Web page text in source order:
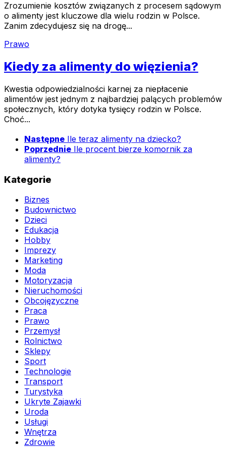
Zrozumienie kosztów związanych z procesem sądowym
o alimenty jest kluczowe dla wielu rodzin w Polsce.
Zanim zdecydujesz się na drogę...
Prawo
Kiedy za alimenty do więzienia?
Kwestia odpowiedzialności karnej za niepłacenie
alimentów jest jednym z najbardziej palących problemów
społecznych, który dotyka tysięcy rodzin w Polsce.
Choć...
Następne Ile teraz alimenty na dziecko?
Poprzednie Ile procent bierze komornik za
alimenty?
Kategorie
Biznes
Budownictwo
Dzieci
Edukacja
Hobby
Imprezy
Marketing
Moda
Motoryzacja
Nieruchomości
Obcojęzyczne
Praca
Prawo
Przemysł
Rolnictwo
Sklepy
Sport
Technologie
Transport
Turystyka
Ukryte Zajawki
Uroda
Usługi
Wnętrza
Zdrowie